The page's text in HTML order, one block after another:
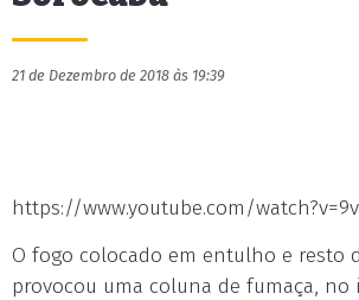
21 de Dezembro de 2018 às 19:39
https://www.youtube.com/
O fogo colocado em entulho e resto
provocou uma coluna de fumaça,